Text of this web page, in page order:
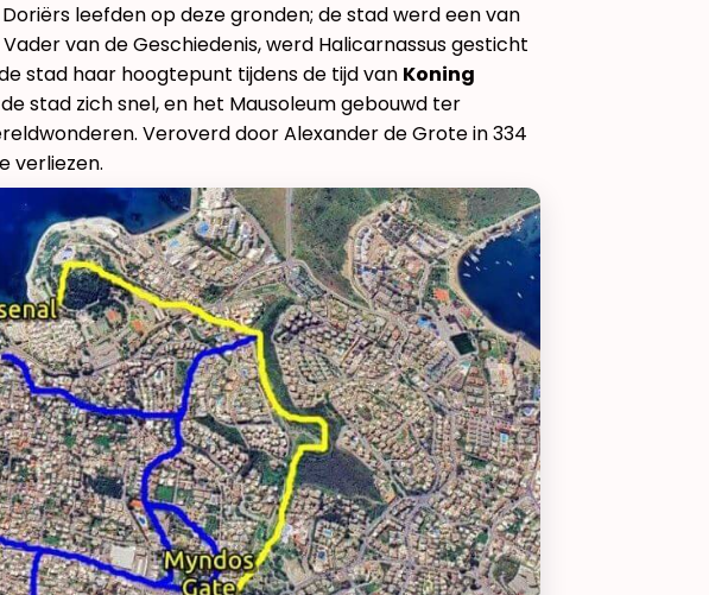
leefden op deze gronden; de stad werd een van
van de Geschiedenis, werd Halicarnassus gesticht
stad haar hoogtepunt tijdens de tijd van Koning
stad zich snel, en het Mausoleum gebouwd ter
Veroverd door Alexander de Grote in 334
verliezen.